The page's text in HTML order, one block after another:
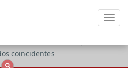
coincidentes